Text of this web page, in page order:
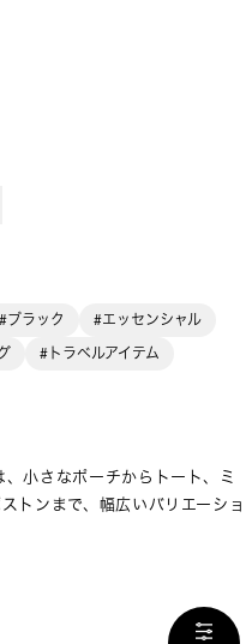
#ブラック
#エッセンシャル
#トラベルアイテム
小さなポーチからトート、ミ
トンまで、幅広いバリエーショ